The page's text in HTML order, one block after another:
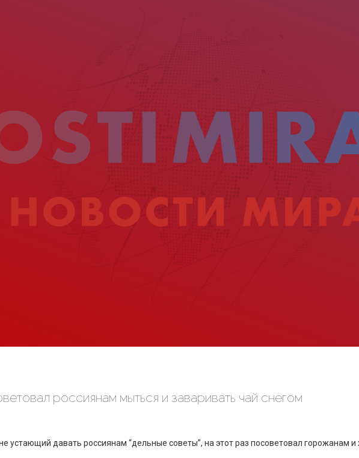
россиянам мыться и заваривать чай снегом
устающий давать россиянам “дельные советы”, на этот раз посоветовал горожанам